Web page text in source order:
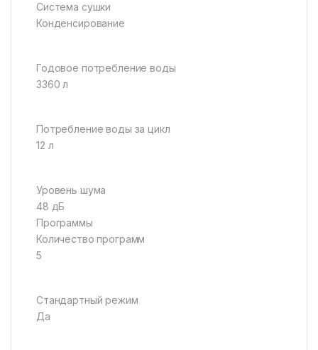
Система сушки
Конденсирование
Годовое потребление воды
3360 л
Потребление воды за цикл
12 л
Уровень шума
48 дБ
Программы
Количество программ
5
Стандартный режим
Да